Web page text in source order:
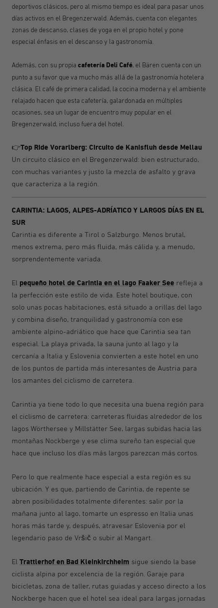
deportivos clásicos, pero al mismo tiempo es ideal para pasar unos
días activos en el Bregenzerwald. Además, cuenta con elegantes
zonas de descanso, clases de yoga en el propio hotel y pone
especial énfasis en el descanso y la gastronomía.
Además, con su propia cafetería Deli Café, el Bären cuenta con un
punto a su favor que va mucho más allá de la gastronomía hotelera
clásica. El café de primera calidad, la cocina moderna y el ambiente
relajado hacen que esta cafetería, galardonada en múltiples
ocasiones, sea un lugar de encuentro muy popular en el
Bregenzerwald, incluso fuera del hotel.
👉Top Ride Vorarlberg: Circuito de Kanisfluh desde Mellau
Un circuito clásico en el Bregenzerwald: bien estructurado,
con muchas variantes y justo la mezcla de asfalto y grava
que caracteriza a la región.
CARINTIA: LAGOS, ALPES-ADRÍATICO Y LARGOS DÍAS EN EL
SUR
Carintia es diferente a Tirol o Salzburgo. Menos brutal,
menos extrema, pero más fluida, más cálida y, a menudo,
sorprendentemente variada.
El pequeño hotel de Carintia en el lago Faaker See refleja a
la perfección este estilo de vida. Este hotel boutique, con
solo unas pocas habitaciones, está situado a orillas del lago
y combina diseño, tranquilidad y gastronomía con ese
ambiente alpino-adriático que hace que Carintia sea tan
especial. La playa privada, la sauna junto al lago y la
cercanía a Italia y Eslovenia convierten a este hotel en uno
de los puntos de partida más interesantes de Austria para
los amantes del ciclismo de carretera.
Carintia ya tiene todo lo que necesita una buena región para
el ciclismo de carretera: carreteras fluidas alrededor de los
lagos Wörthersee y Millstätter See, largas subidas hacia las
montañas Nockberge y ese clima sureño tan especial que
hace que incluso los días más largos parezcan más cortos.
Pero lo que realmente hace especial a esta región es su
ubicación. Y es que, partiendo de Carintia, de repente se
abren posibilidades totalmente diferentes: salir por la
mañana junto al lago, tomarte un espresso en Italia unas
horas más tarde y, después, atravesar Eslovenia por el
legendario paso de Vršič o subir al Mangart.
El Trattlerhof en Bad Kleinkirchheim sigue siendo la base
ciclista alpina por excelencia de la región. Garaje para
bicicletas, zona de taller, rutas guiadas y acceso directo a los
Nockberge hacen que el hotel sea ideal para largas jornadas